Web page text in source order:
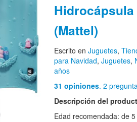
(Mattel)
Escrito en Juguetes,
para Navidad, Juguetes,
años
31 opiniones. 2
Descripción del
Edad recomendada: de